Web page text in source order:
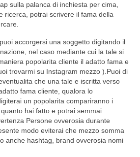
sulla palanca di inchiesta per cima,
ricerca, potrai scrivere il fama della
accorgersi una soggetto digitando il
nel caso mediante cui la tale si
popolarita cliente il adatto fama e
trovarmi su Instagram mezzo ).Puoi di
che una tale e iscritta verso
fama cliente, qualora lo
un popolarita compariranno i
hai fatto e potrai semmai
Persone ovverosia durante
modo eviterai che mezzo somma
anche hashtag, brand ovverosia nomi